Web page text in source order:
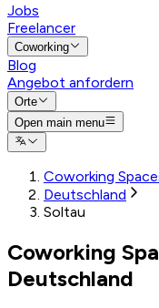
Jobs
Freelancer
Coworking
Blog
Angebot anfordern
Orte
Open main menu
Coworking
Deutschland
Soltau
Coworking
Deutschland